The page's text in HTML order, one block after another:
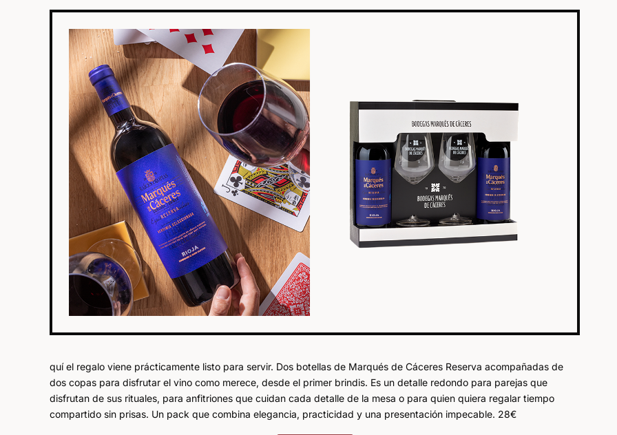
quí el regalo viene prácticamente listo para servir. Dos botellas de Marqués de Cáceres Reserva acompañadas de
dos copas para disfrutar el vino como merece, desde el primer brindis. Es un detalle redondo para parejas que
disfrutan de sus rituales, para anfitriones que cuidan cada detalle de la mesa o para quien quiera regalar tiempo
compartido sin prisas. Un pack que combina elegancia, practicidad y una presentación impecable. 28€